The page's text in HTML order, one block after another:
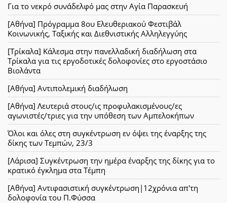
Για το νεκρό συνάδελφό μας στην Αγία Παρασκευή
[Αθήνα] Πρόγραμμα 8ου Ελευθεριακού Φεστιβάλ
Κοινωνικής, Ταξικής και Διεθνιστικής Αλληλεγγύης
[Τρίκαλα] Κάλεσμα στην πανελλαδική διαδήλωση στα
Τρίκαλα για τις εργοδοτικές δολοφονίες στο εργοστάσιο
Βιολάντα
[Αθήνα] Αντιπολεμική διαδήλωση
[Αθήνα] Λευτεριά στους/ις προφυλακισμένους/ες
αγωνιστές/τριες για την υπόθεση των Αμπελοκήπων
Όλοι και όλες στη συγκέντρωση εν όψει της έναρξης της
δίκης των Τεμπών, 23/3
[Λάρισα] Συγκέντρωση την ημέρα έναρξης της δίκης για το
κρατικό έγκλημα στα Τέμπη
[Αθήνα] Αντιφασιστική συγκέντρωση|12χρόνια απ'τη
δολοφονία του Π.Φύσσα